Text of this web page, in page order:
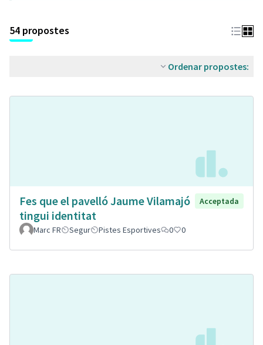
54 propostes
Ordenar propostes:
Fes que el pavelló Jaume Vilamajó
tingui identitat
Acceptada
Marc FR Segur Pistes Esportives 0 0